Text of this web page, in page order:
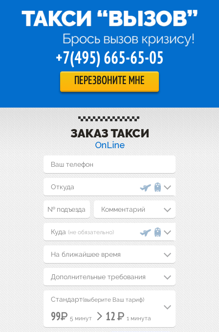
+7(495) 665-65-05
ПЕРЕЗВОНИТЕ МНЕ
Комментарий
(не обязательно)
На ближайшее время
Дополнительные требования
Стандарт(выберите Ваш тариф)
99Р 5 минут 12 Р 1 минута